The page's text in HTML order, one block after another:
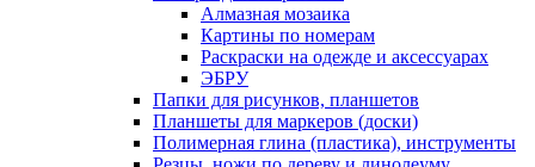
Алмазная мозаика
Картины по номерам
Раскраски на одежде и аксессуарах
ЭБРУ
Папки для рисунков, планшетов
Планшеты для маркеров (доски)
Полимерная глина (пластика), инструменты